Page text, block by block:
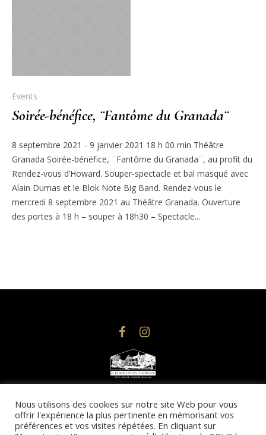
Events
Soirée-bénéfice, ¨Fantôme du Granada¨
8 septembre 2021 - 9 janvier 2021 18 h 00 min Théâtre
Granada Soirée-bénéfice, ¨Fantôme du Granada¨, au profit du
Rendez-vous d’Howard. Souper-spectacle et bal masqué avec
Alain Dumas et le Blok Note Big Band. Rendez-vous le
mercredi 8 septembre 2021 au Théâtre Granada. Ouverture
des portes à 18 h – souper à 18h30 – Spectacle...
© 2025 @droits d’auteurs, Le Rendez-vous d’Howard | Design
& Conception Web : Imacom Communications
Toute reproduction totale ou partielle du site est strictement
Nous utilisons des cookies sur notre site Web pour vous
offrir l'expérience la plus pertinente en mémorisant vos
préférences et vos visites répétées. En cliquant sur